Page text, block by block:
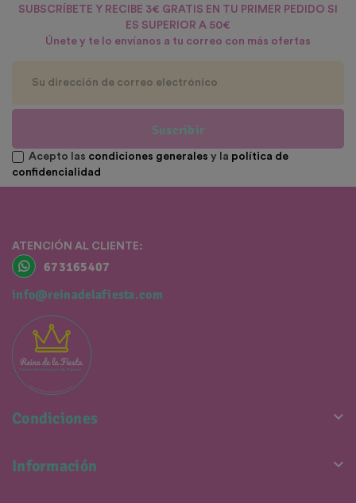
SUBSCRÍBETE Y RECIBE 3€ GRATIS EN TU PRIMER PEDIDO SI
ES SUPERIOR A 50€
Únete y te lo envíanos a tu correo con más ofertas
Suscribir
Acepto las condiciones generales y la política de
confidencialidad
ATENCIÓN AL CLIENTE:
673165407
info@reinadelafiesta.com
Condiciones 
Información 